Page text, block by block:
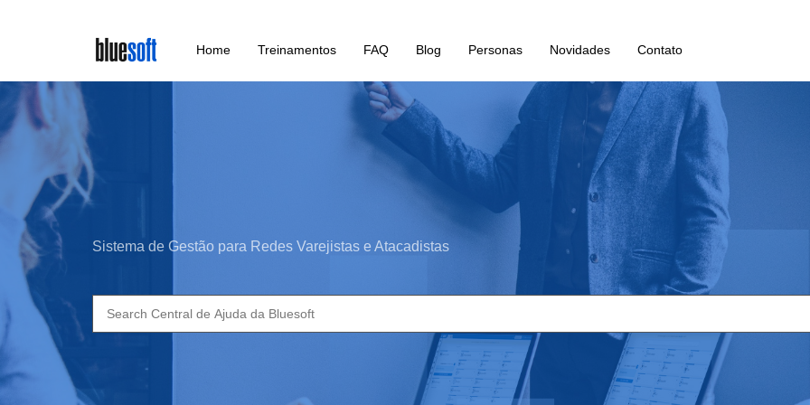
main
content
Home Treinamentos FAQ Blog Personas Novidades Contato
Sistema de Gestão para Redes Varejistas e Atacadistas
Search
for: